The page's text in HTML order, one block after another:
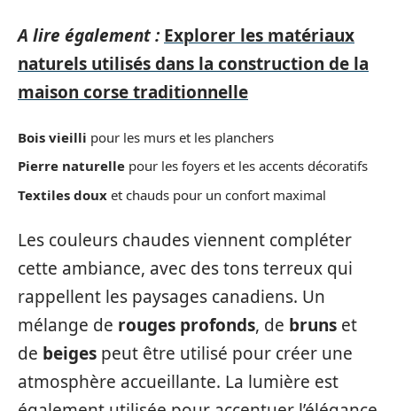
A lire également : Explorer les matériaux
naturels utilisés dans la construction de la
maison corse traditionnelle
Bois vieilli pour les murs et les planchers
Pierre naturelle pour les foyers et les accents décoratifs
Textiles doux et chauds pour un confort maximal
Les couleurs chaudes viennent compléter
cette ambiance, avec des tons terreux qui
rappellent les paysages canadiens. Un
mélange de rouges profonds, de bruns et
de beiges peut être utilisé pour créer une
atmosphère accueillante. La lumière est